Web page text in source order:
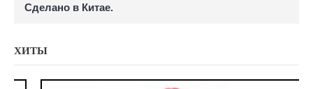
Сделано в Китае.
ХИТЫ